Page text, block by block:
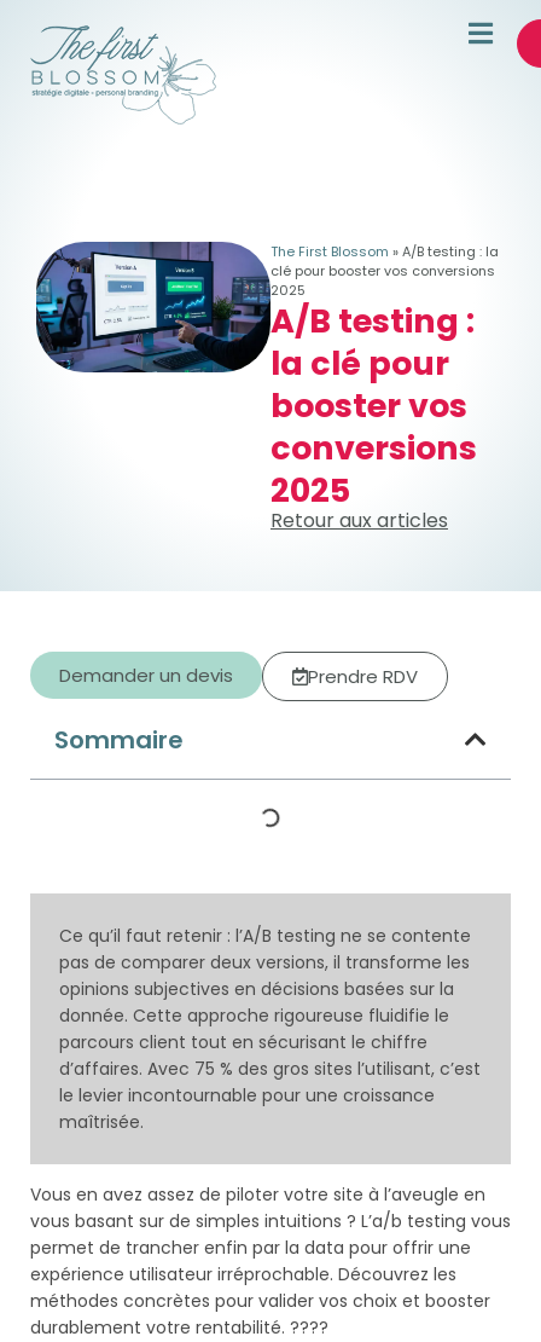
The First Blossom »A/B testing : la
clé pour booster vos conversions
2025
A/B testing :
la clé pour
booster vos
conversions
2025
Retour aux articles
Demander un devis Prendre RDV
Sommaire
Ce qu’il faut retenir : l’A/B testing ne se contente
pas de comparer deux versions, il transforme les
opinions subjectives en décisions basées sur la
donnée. Cette approche rigoureuse fluidifie le
parcours client tout en sécurisant le chiffre
d’affaires. Avec 75 % des gros sites l’utilisant, c’est
le levier incontournable pour une croissance
maîtrisée.
Vous en avez assez de piloter votre site à l’aveugle en
vous basant sur de simples intuitions ? L’a/b testing vous
permet de trancher enfin par la data pour offrir une
expérience utilisateur irréprochable. Découvrez les
méthodes concrètes pour valider vos choix et booster
durablement votre rentabilité. ????